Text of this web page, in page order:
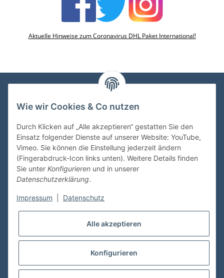
Aktuelle Hinweise zum Coronavirus DHL Paket International!
VDMedien24.de
Kasernenstraße 6-10
66482 Zweibrücken
Tel. 06332 72710
eMail: heinz.nickel@vdmedien.de
Shop Service
* Alle Preise inkl. gesetzlicher USt., zzgl.Versand
Wie wir Cookies & Co nutzen
Durch Klicken auf „Alle akzeptieren“ gestatten Sie den
Einsatz folgender Dienste auf unserer Website: YouTube,
Vimeo. Sie können die Einstellung jederzeit ändern
(Fingerabdruck-Icon links unten). Weitere Details finden
Sie unter Konfigurieren und in unserer
Datenschutzerklärung.
Impressum Datenschutz
Alle akzeptieren
Konfigurieren